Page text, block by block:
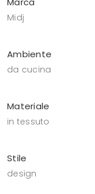
Midj
Ambiente
da cucina
Materiale
in tessuto
Stile
design